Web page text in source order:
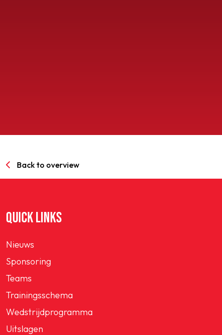
Back to overview
QUICK LINKS
Nieuws
Sponsoring
Teams
Trainingsschema
Wedstrijdprogramma
Uitslagen